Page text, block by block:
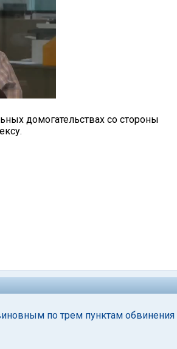
домогательствах со стороны
по трем пунктам обвинения